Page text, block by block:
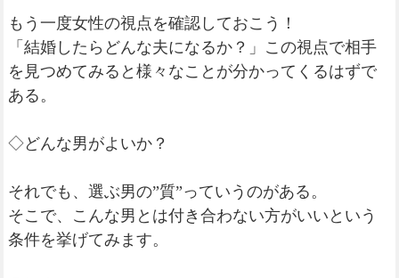
もう一度女性の視点を確認しておこう！
「結婚したらどんな夫になるか？」この視点で相手
を見つめてみると様々なことが分かってくるはずで
ある。
◇どんな男がよいか？
それでも、選ぶ男の”質”っていうのがある。
そこで、こんな男とは付き合わない方がいいという
条件を挙げてみます。